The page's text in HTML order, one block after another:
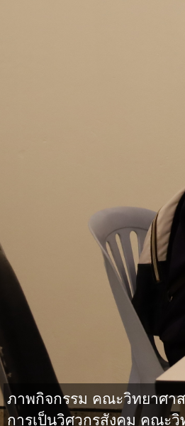
ภาพกิจกรรม คณะวิทยาศา
การเป็นวิศวกรสังคม คณะ